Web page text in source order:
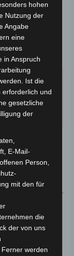
VSX
hohen
Nutzung der
Angabe
eine
in Anspruch
Ist die
erforderlich und
gesetzliche
der
E-Mail-
Person,
mit den für
die
der von uns
werden